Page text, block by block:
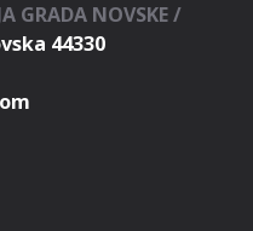
GRADA NOVSKE /
44330